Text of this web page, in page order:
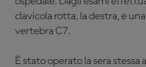
clavicola rotta, la destra, e
vertebra C7.
È stato operato la sera stessa